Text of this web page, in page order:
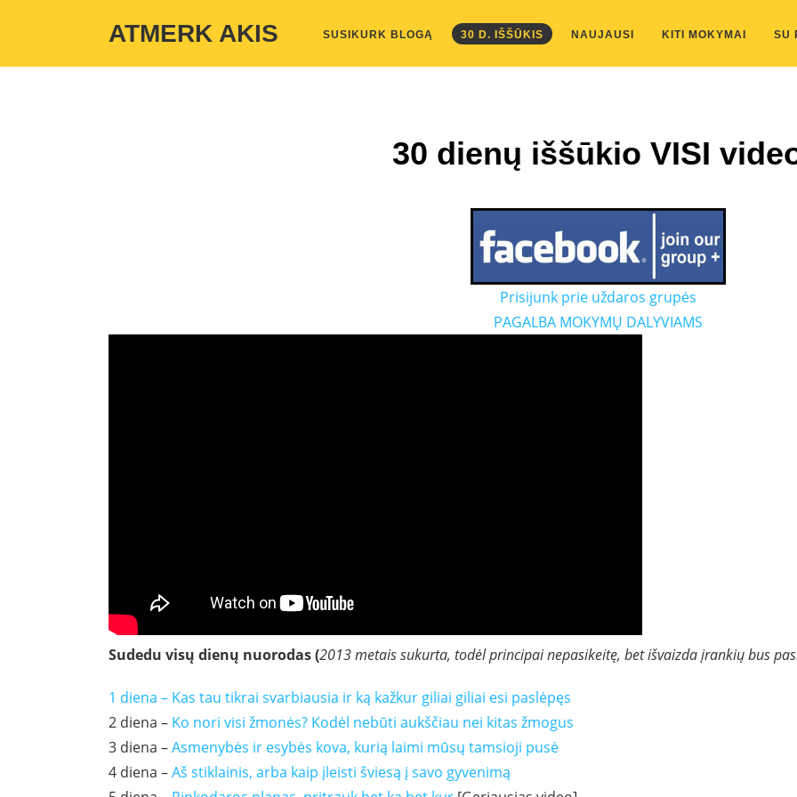
/home/atmerkakis/public_html/wp-content/themes/marketing-expert/lib/
ATMERK AKIS SUSIKURK BLOGĄ 30 D. IŠŠŪKIS NAUJAUSI KITI MOKYMAI SU
30 dienų iššūkio VISI
Prisijunk prie uždaros grupės
PAGALBA MOKYMŲ DALYVIAMS
Sudedu visų dienų nuorodas (2013 metais sukurta, todėl principai nepasikeitę, bet išvaizda įrankių bus
1 diena – Kas tau tikrai svarbiausia ir ką kažkur giliai giliai esi paslėpęs
2 diena – Ko nori visi žmonės? Kodėl nebūti aukščiau nei kitas žmogus
3 diena –Asmenybės ir esybės kova, kurią laimi mūsų tamsioji pusė
4 diena –Aš stiklainis, arba kaip įleisti šviesą į savo gyvenimą